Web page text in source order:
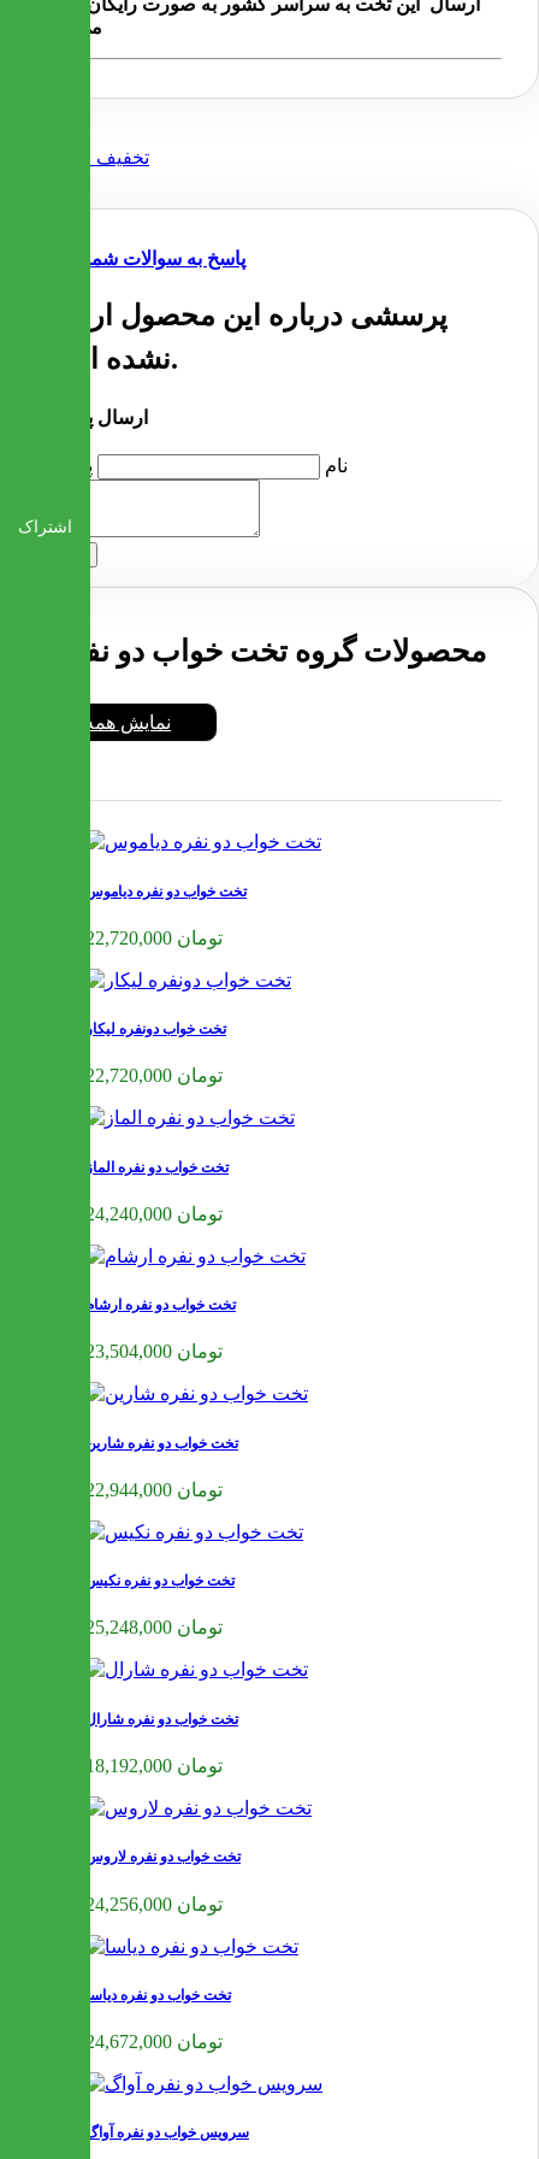
پاسخ به سوالات شما
پرسشی درباره این محصول ارسال
نشده است.
ارسال پرسش
نام پرسش
محصولات گروه تخت خواب دو نفره
نمایش همه
تخت خواب دو نفره دیاموس
22,720,000 تومان
تخت خواب دونفره لیکار
22,720,000 تومان
تخت خواب دو نفره الماز
24,240,000 تومان
تخت خواب دو نفره ارشام
23,504,000 تومان
تخت خواب دو نفره شارین
22,944,000 تومان
تخت خواب دو نفره نکیس
25,248,000 تومان
تخت خواب دو نفره شارال
18,192,000 تومان
تخت خواب دو نفره لاروس
24,256,000 تومان
تخت خواب دو نفره دیاسا
24,672,000 تومان
سرویس خواب دو نفره آواگ
اشتراک